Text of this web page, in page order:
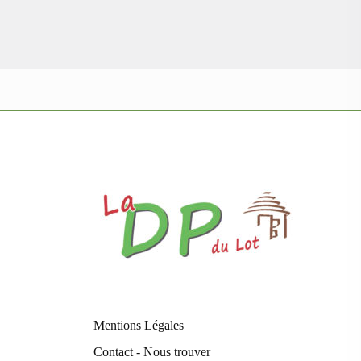
Mentions Légales
Contact - Nous trouver